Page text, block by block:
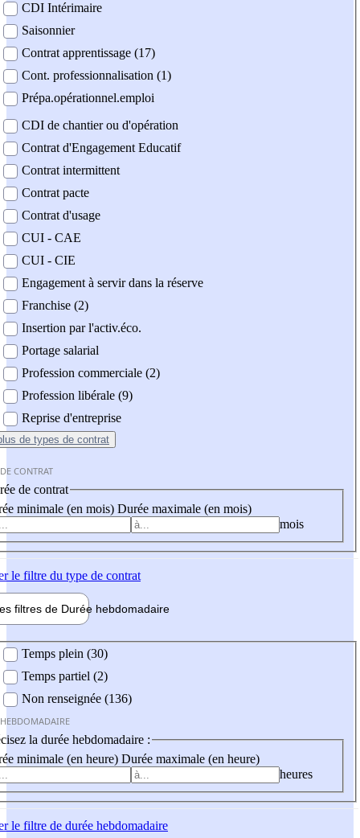
CDI Intérimaire
Saisonnier
Contrat apprentissage (17)
Cont. professionnalisation (1)
Prépa.opérationnel.emploi
CDI de chantier ou d'opération
Contrat d'Engagement Educatif
Contrat intermittent
Contrat pacte
Contrat d'usage
CUI - CAE
CUI - CIE
Engagement à servir dans la réserve
Franchise (2)
Insertion par l'activ.éco.
Portage salarial
Profession commerciale (2)
Profession libérale (9)
Reprise d'entreprise
de types de contrat
CONTRAT
de contrat
minimale (en mois) Durée maximale (en mois)
mois
le filtre du type de contrat
filtres de Durée hebdomadaire
Temps plein (30)
Temps partiel (2)
Non renseignée (136)
la durée hebdomadaire :
minimale (en heure) Durée maximale (en heure)
heures
le filtre de durée hebdomadaire